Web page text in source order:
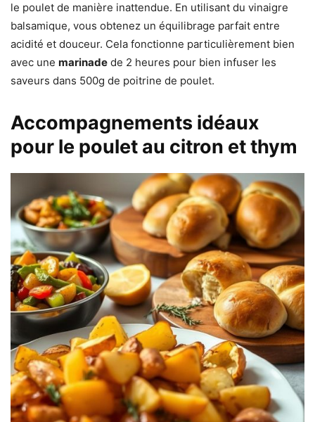
le poulet de manière inattendue. En utilisant du vinaigre
balsamique, vous obtenez un équilibrage parfait entre
acidité et douceur. Cela fonctionne particulièrement bien
avec une marinade de 2 heures pour bien infuser les
saveurs dans 500g de poitrine de poulet.
Accompagnements idéaux
pour le poulet au citron et thym